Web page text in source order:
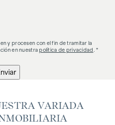
y procesen con el fin de tramitar la
en nuestrapolítica de privacidad . *
VARIADA